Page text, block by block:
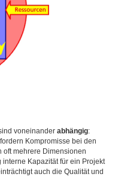
voneinander abhängig:
Kompromisse bei den
oft mehrere Dimensionen
Kapazität für ein Projekt
auch die Qualität und